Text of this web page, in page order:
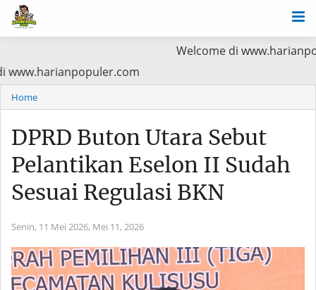
Welcome di
Baca di www.harianpopuler.com
Home
DPRD Buton Utara Sebut
Pelantikan Eselon II Sudah
Sesuai Regulasi BKN
Senin, 11 Mei 2026, Mei 11, 2026